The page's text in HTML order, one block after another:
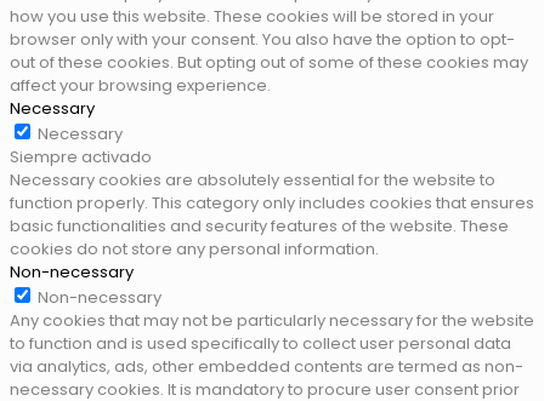
how you use this website. These cookies will be stored in your
browser only with your consent. You also have the option to opt-
out of these cookies. But opting out of some of these cookies may
affect your browsing experience.
Necessary
Necessary
Siempre activado
Necessary cookies are absolutely essential for the website to
function properly. This category only includes cookies that ensures
basic functionalities and security features of the website. These
cookies do not store any personal information.
Non-necessary
Non-necessary
Any cookies that may not be particularly necessary for the website
to function and is used specifically to collect user personal data
via analytics, ads, other embedded contents are termed as non-
necessary cookies. It is mandatory to procure user consent prior